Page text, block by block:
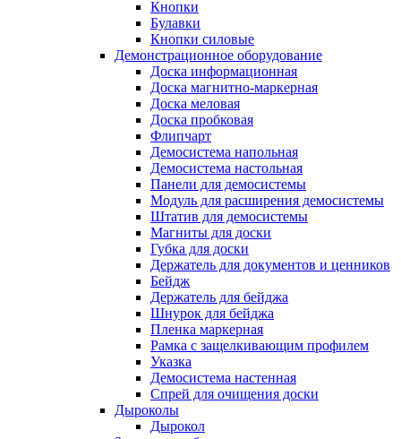
Кнопки
Булавки
Кнопки силовые
Демонстрационное оборудование
Доска информационная
Доска магнитно-маркерная
Доска меловая
Доска пробковая
Флипчарт
Демосистема напольная
Демосистема настольная
Панели для демосистемы
Модуль для расширения демосистемы
Штатив для демосистемы
Магниты для доски
Губка для доски
Держатель для документов и ценников
Бейдж
Держатель для бейджа
Шнурок для бейджа
Пленка маркерная
Рамка с защелкивающим профилем
Указка
Демосистема настенная
Спрей для очищения доски
Дыроколы
Дырокол